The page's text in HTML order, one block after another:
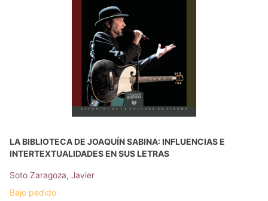
LA BIBLIOTECA DE JOAQUÍN SABINA: INFLUENCIAS E
INTERTEXTUALIDADES EN SUS LETRAS
Soto Zaragoza, Javier
Bajo pedido